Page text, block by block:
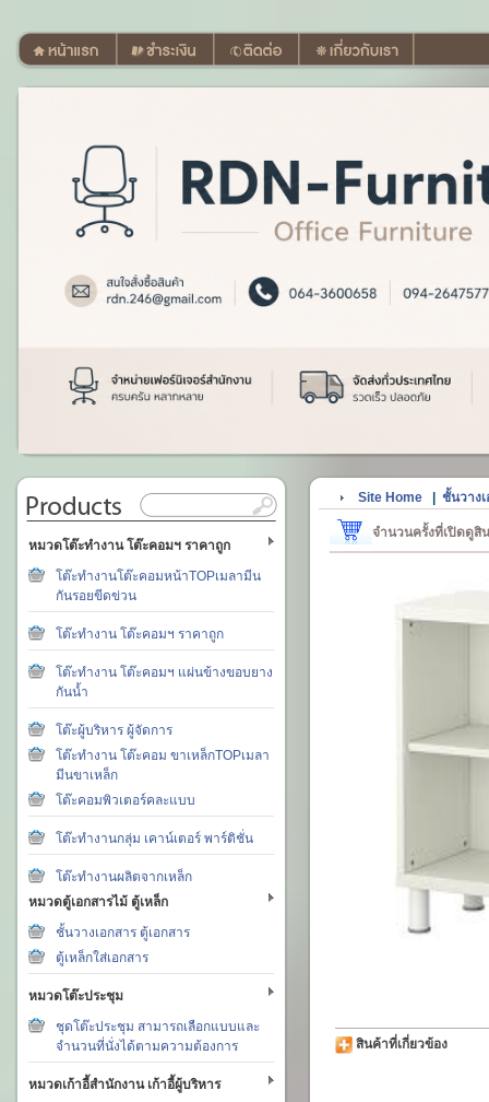
หมวดโต๊ะทำงาน โต๊ะคอมฯ ราคาถูก
โต๊ะทำงานโต๊ะคอมหน้าTOPเมลามีน
กันรอยขีดข่วน
โต๊ะทำงาน โต๊ะคอมฯ ราคาถูก
โต๊ะทำงาน โต๊ะคอมฯ แผ่นข้างขอบยาง
กันน้ำ
โต๊ะผู้บริหาร ผู้จัดการ
โต๊ะทำงาน โต๊ะคอม ขาเหล็กTOPเมลา
มีนขาเหล็ก
โต๊ะคอมพิวเตอร์คละแบบ
โต๊ะทำงานกลุ่ม เคาน์เตอร์ พาร์ติชั่น
โต๊ะทำงานผลิตจากเหล็ก
หมวดตู้เอกสารไม้ ตู้เหล็ก
ชั้นวางเอกสาร ตู้เอกสาร
ตู้เหล็กใส่เอกสาร
หมวดโต๊ะประชุม
ชุดโต๊ะประชุม สามารถเลือกแบบและ
จำนวนที่นั่งได้ตามความต้องการ
หมวดเก้าอี้สำนักงาน เก้าอี้ผู้บริหาร
Site Home ชั้นวางเ
จำนวนครั้งที่เปิดดูสิ
สินค้าที่เกี่ยวข้อง